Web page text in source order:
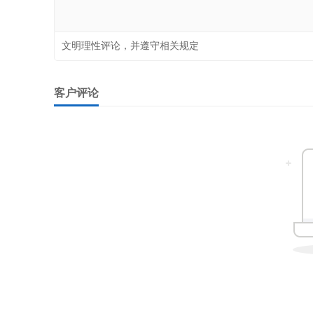
文明理性评论，并遵守相关规定
客户评论